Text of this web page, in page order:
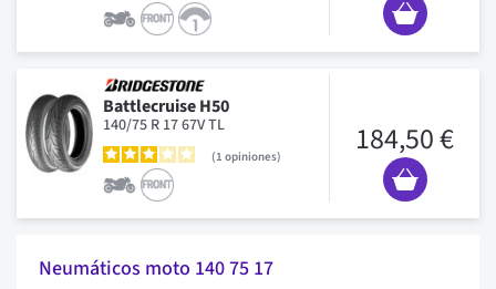
Battlecruise H50
140/75 R 17 67V TL
1 opiniones 184,50 €
Neumáticos moto 140 75 17